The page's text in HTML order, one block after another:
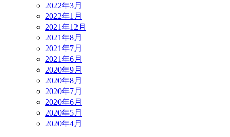
2022年3月
2022年1月
2021年12月
2021年8月
2021年7月
2021年6月
2020年9月
2020年8月
2020年7月
2020年6月
2020年5月
2020年4月